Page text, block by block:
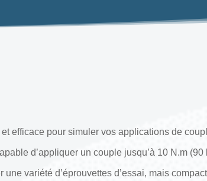
efficace pour simuler vos applications de
d’appliquer un couple jusqu’à 10 N.m (90
une variété d’éprouvettes d’essai, mais